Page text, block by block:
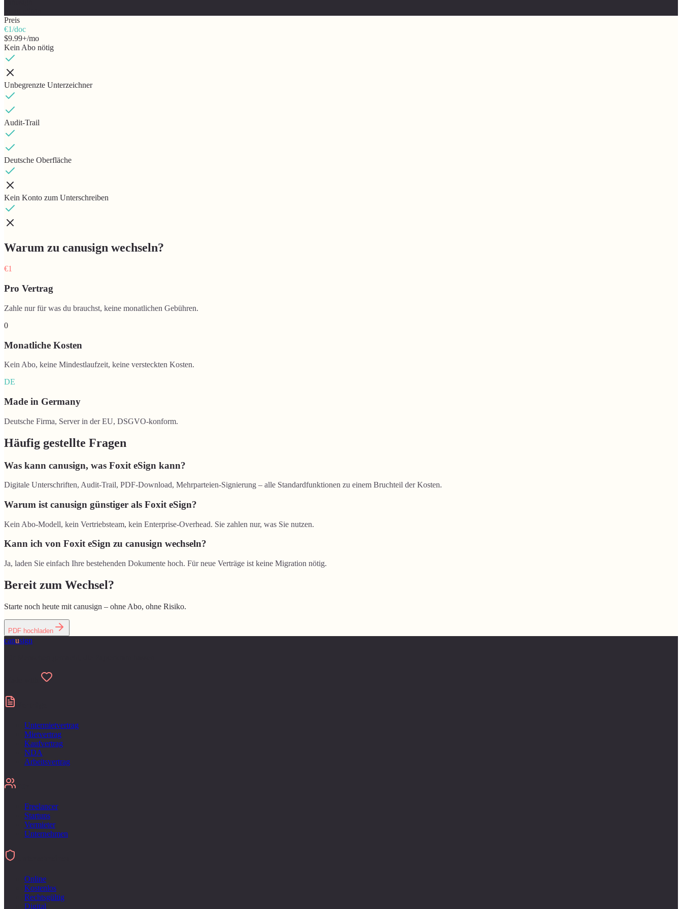
Preis
€1/doc
$9.99+/mo
Kein Abo nötig
Unbegrenzte Unterzeichner
Audit-Trail
Deutsche Oberfläche
Kein Konto zum Unterschreiben
Warum zu canusign wechseln?
€1
Pro Vertrag
Zahle nur für was du brauchst, keine monatlichen Gebühren.
0
Monatliche Kosten
Kein Abo, keine Mindestlaufzeit, keine versteckten Kosten.
DE
Made in Germany
Deutsche Firma, Server in der EU, DSGVO-konform.
Häufig gestellte Fragen
Was kann canusign, was Foxit eSign kann?
Digitale Unterschriften, Audit-Trail, PDF-Download, Mehrparteien-Signierung – alle Standardfunktionen zu einem Bruchteil der Kosten.
Warum ist canusign günstiger als Foxit eSign?
Kein Abo-Modell, kein Vertriebsteam, kein Enterprise-Overhead. Sie zahlen nur, was Sie nutzen.
Kann ich von Foxit eSign zu canusign wechseln?
Ja, laden Sie einfach Ihre bestehenden Dokumente hoch. Für neue Verträge ist keine Migration nötig.
Bereit zum Wechsel?
Starte noch heute mit canusign – ohne Abo, ohne Risiko.
PDF hochladen
canusign
Untermietvertrag
Mietvertrag
Kaufvertrag
NDA
Arbeitsvertrag
Freelancer
Startups
Vermieter
Unternehmen
Online
Kostenlos
Rechtsgültig
Digital